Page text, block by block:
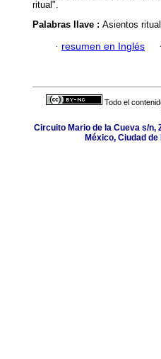
ritual".
Palabras llave : Asientos
· resumen en Inglés ·
Todo el
Circuito Mario de la Cueva s/n,
México, Ciudad